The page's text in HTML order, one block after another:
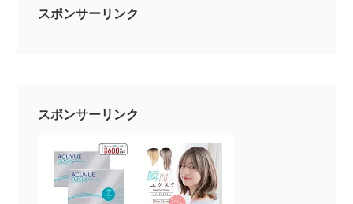
スポンサーリンク
スポンサーリンク